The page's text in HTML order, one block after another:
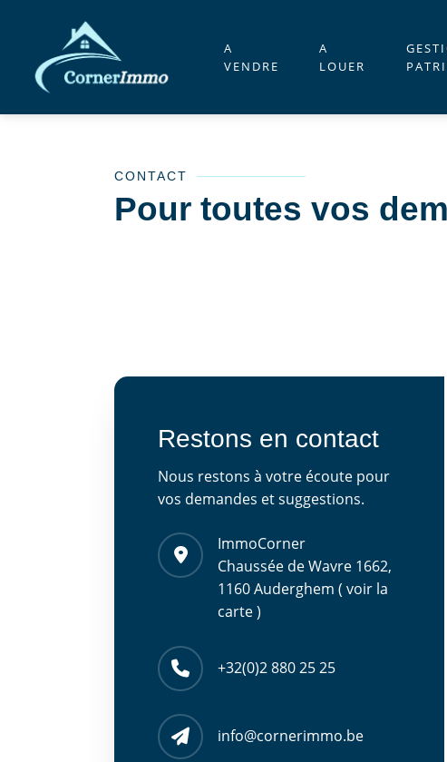
A
VENDRE
A
LOUER
CONTACT
Pour toutes vos
Restons en contact
Nous restons à votre écoute pour
vos demandes et suggestions.
ImmoCorner
Chaussée de Wavre 1662,
1160 Auderghem ( voir la
carte )
+32(0)2 880 25 25
info@cornerimmo.be